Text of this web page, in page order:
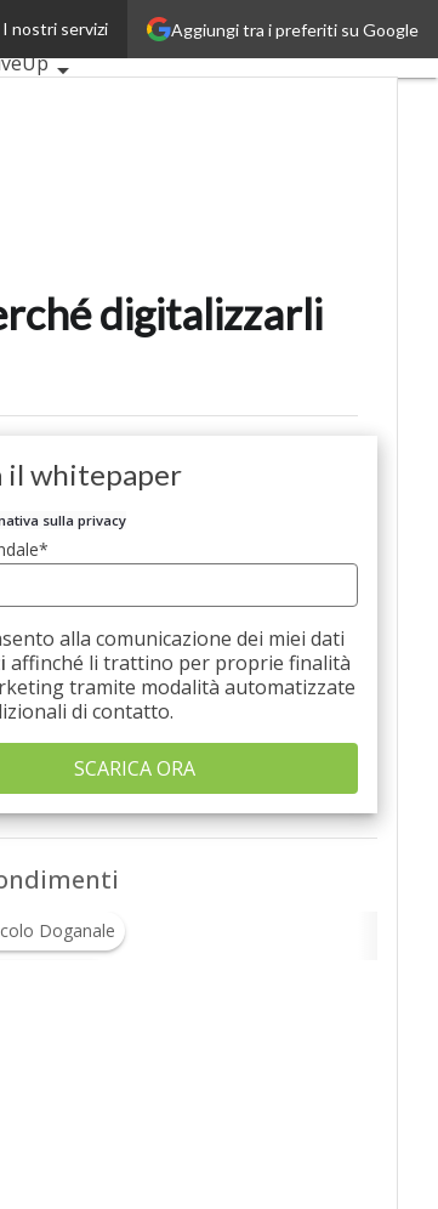
Aggiungi tra i preferiti su Google
I nostri servizi
digitalizzarli
il whitepaper
sulla privacy
*
alla comunicazione dei miei dati
affinché li trattino per proprie finalità
tramite modalità automatizzate
di contatto.
Doganale